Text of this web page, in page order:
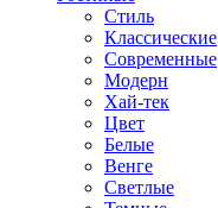
Стиль
Классические
Современные
Модерн
Хай-тек
Цвет
Белые
Венге
Светлые